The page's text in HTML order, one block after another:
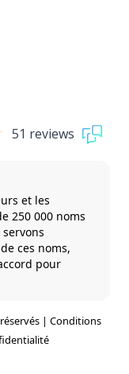
51 reviews
et les
250 000 noms
ces noms,
pour
| Conditions